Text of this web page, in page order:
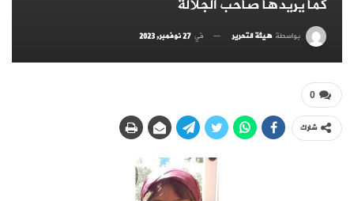
بواسطة هيئة التحرير في 27 نوفمبر, 2023
0
شارك